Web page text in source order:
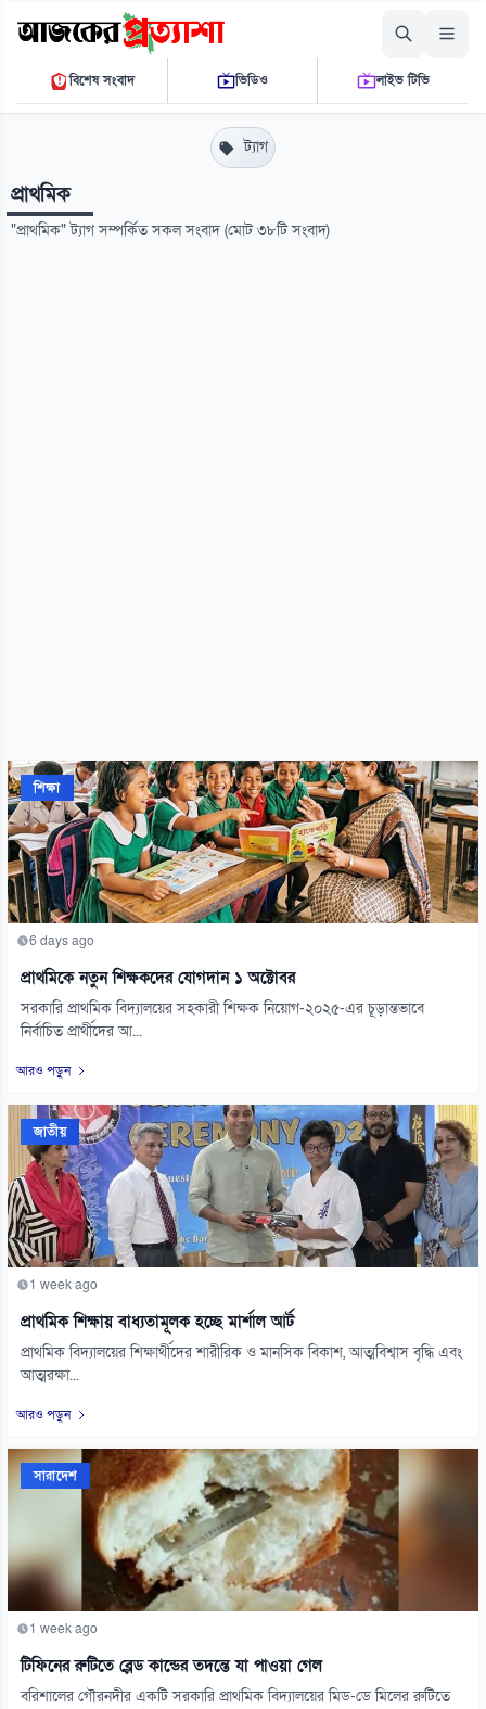
শনিবার, ০৮ আগস্ট ২০২৬
০৯:৩৮:১৬ এ.এম.THE DAILY AJKER PROTTASHA
বিশেষ সংবাদ ভিডিও লাইভ টিভি
ট্যাগ
প্রাথমিক
"প্রাথমিক" ট্যাগ সম্পর্কিত সকল সংবাদ (মোট ৩৮টি সংবাদ)
শিক্ষা
6 days ago
প্রাথমিকে নতুন শিক্ষকদের যোগদান ১ অক্টোবর
সরকারি প্রাথমিক বিদ্যালয়ের সহকারী শিক্ষক নিয়োগ-২০২৫-এর চূড়ান্তভাবে
নির্বাচিত প্রার্থীদের আ...
আরও পড়ুন
জাতীয়
1 week ago
প্রাথমিক শিক্ষায় বাধ্যতামূলক হচ্ছে মার্শাল আর্ট
প্রাথমিক বিদ্যালয়ের শিক্ষার্থীদের শারীরিক ও মানসিক বিকাশ, আত্মবিশ্বাস বৃদ্ধি এবং
আত্মরক্ষা...
আরও পড়ুন
সারাদেশ
1 week ago
টিফিনের রুটিতে ব্লেড কান্ডের তদন্তে যা পাওয়া গেল
বরিশালের গৌরনদীর একটি সরকারি প্রাথমিক বিদ্যালয়ের মিড-ডে মিলের রুটিতে